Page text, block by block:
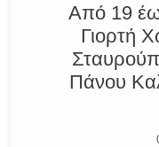
Από 19
Γιορτή
Πάνου